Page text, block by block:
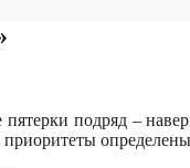
подряд –